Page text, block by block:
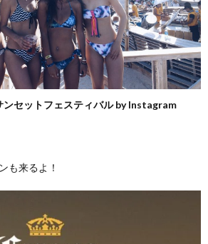
ンセットフェスティバル by Instagram
も来るよ！